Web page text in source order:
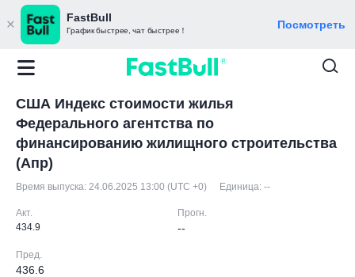
FastBull
График быстрее, чат быстрее！ Посмотреть
США Индекс стоимости жилья
Федерального агентства по
финансированию жилищного строительства
(Апр)
Время выпуска: 24.06.2025 13:00 (UTC +0) Единица: --
Акт.
434.9
Прогн.
--
Пред.
436.6